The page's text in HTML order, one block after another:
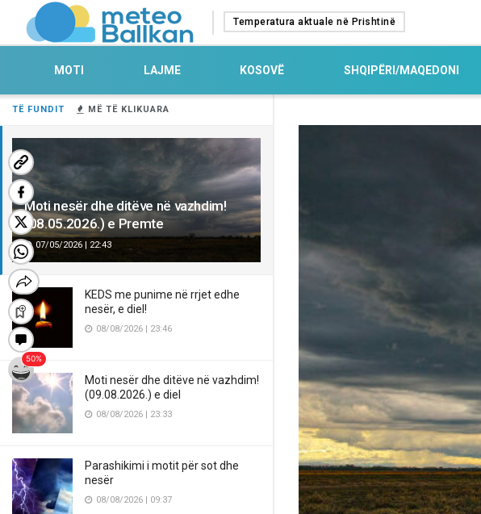
TË FUNDIT MË TË KLIKUARA
Moti nesër dhe ditëve në vazhdim!
(08.05.2026.) e Premte
07/05/2026 | 22:43
KEDS me punime në rrjet edhe
nesër, e diel!
08/08/2026 | 23:46
Moti nesër dhe ditëve në vazhdim!
(09.08.2026.) e diel
08/08/2026 | 23:33
Parashikimi i motit për sot dhe
nesër
08/08/2026 | 09:37
Temperatura aktuale në Prishtinë
MOTI LAJME KOSOVË SHQIPËRI/MAQEDONI